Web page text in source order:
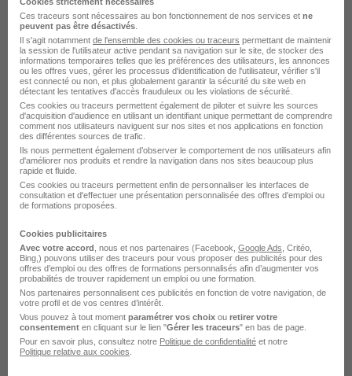
L'emploi par métier à Alès dans
le domaine Beauté
Emploi Esthéticienne Alès
Emploi SPA praticien Alès
L'emploi par métier
Emploi Animateur beauté
Emploi Conseillère beauté
Emploi Directeur SPA
Emploi Esthéticienne
Emploi Formateur esthétique
Ces traceurs sont nécessaires au bon fonctionnement de nos services et ne
peuvent pas être désactivés
Il s'agit notamment de l'ensemble des cookies ou traceurs permettant de maintenir
la session de l'utilisateur active pendant sa navigation sur le site, de stocker des
informations temporaires telles que les préférences des utilisateurs, les annonces
ou les offres vues, gérer les processus d'identification de l'utilisateur, vérifier s'il
est connecté ou non, et plus globalement garantir la sécurité du site web en
détectant les tentatives d'accès frauduleux ou les violations de sécurité.
Ces cookies ou traceurs permettent également de piloter et suivre les sources
d'acquisition d'audience en utilisant un identifiant unique permettant de comprendre
comment nos utilisateurs naviguent sur nos sites et nos applications en fonction
des différentes sources de trafic.
Ils nous permettent également d’observer le comportement de nos utilisateurs afin
d'améliorer nos produits et rendre la navigation dans nos sites beaucoup plus
rapide et fluide.
Ces cookies ou traceurs permettent enfin de personnaliser les interfaces de
consultation et d'effectuer une présentation personnalisée des offres d'emploi ou
de formations proposées.
Cookies publicitaires
Avec votre accord , nous et nos partenaires (Facebook, Google Ads , Critéo,
Bing,) pouvons utiliser des traceurs pour vous proposer des publicités pour des
offres d’emploi ou des offres de formations personnalisés afin d’augmenter vos
probabilités de trouver rapidement un emploi ou une formation.
Nos partenaires personnalisent ces publicités en fonction de votre navigation, de
votre profil et de vos centres d’intérêt.
Vous pouvez à tout moment paramétrer vos choix ou retirer votre
consentement en cliquant sur le lien "Gérer les traceurs" en bas de page.
Pour en savoir plus, consultez notre Politique de confidentialité et notre
Politique relative aux cookies